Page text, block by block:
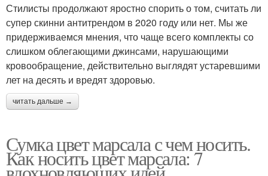
Стилисты продолжают яростно спорить о том, считать ли
супер скинни антитрендом в 2020 году или нет. Мы же
придерживаемся мнения, что чаще всего комплекты со
слишком облегающими джинсами, нарушающими
кровообращение, действительно выглядят устаревшими
лет на десять и вредят здоровью.
читать дальше →
Сумка цвет марсала с чем носить.
Как носить цвет марсала: 7